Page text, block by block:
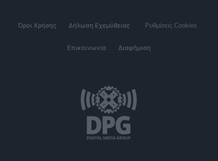
Όροι Χρήσης Δήλωση Εχεμύθειας Ρυθμίσεις Cookies
Επικοινωνία Διαφήμιση